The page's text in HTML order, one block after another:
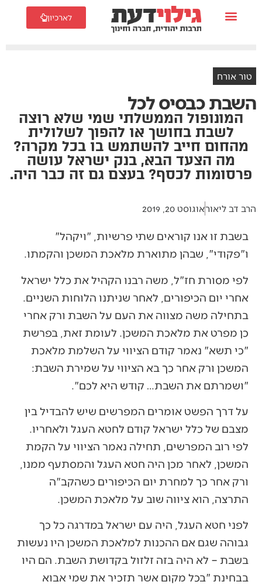
לארכיון
טור אורח
השבת כבסיס לכל
המונופול הממשלתי שמי שלא רוצה
לשבת בחושך או להפוך לשלולית
מהחום חייב להשתמש בו בכל מקרה?
מה הצעד הבא, בנק ישראל עושה
פרסומות לכסף? בעצם גם זה כבר היה.
הרב דב ליאוראוגוסט 20, 2019
בשבת זו אנו קוראים שתי פרשיות, "ויקהל"
ו"פקודי", שבהן מתוארת מלאכת המשכן והקמתו.
לפי מסורת חז"ל, משה רבנו הקהיל את כלל ישראל
אחרי יום הכיפורים, לאחר שניתנו הלוחות השניים.
בתחילה משה מצווה את העם על השבת ורק אחרי
כן מפרט את מלאכת המשכן. לעומת זאת, בפרשת
"כי תשא" נאמר קודם הציווי על השלמת מלאכת
המשכן ורק אחר כך בא הציווי על שמירת השבת:
"ושמרתם את השבת… קודש היא לכם".
על דרך הפשט אומרים המפרשים שיש להבדיל בין
מצבם של כלל ישראל קודם לחטא העגל ולאחריו.
לפי רוב המפרשים, תחילה נאמר הציווי על הקמת
המשכן, לאחר מכן היה חטא העגל והמסתעף ממנו,
ורק אחר כך למחרת יום הכיפורים כשהקב"ה
התרצה, הוא ציווה שוב על מלאכת המשכן.
לפני חטא העגל, היה עם ישראל במדרגה כל כך
גבוהה שגם אם ההכנות למלאכת המשכן היו נעשות
בשבת – לא היה בזה זלזול בקדושת השבת. הם היו
בבחינת "בכל מקום אשר תזכיר את שמי אבוא